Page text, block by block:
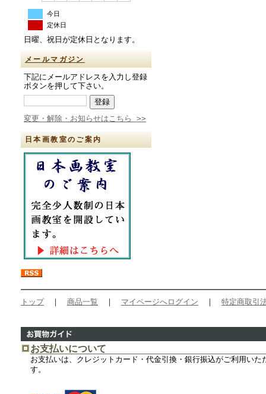
今日
定休日
日曜、祝日が定休日となります。
メールマガジン
下記にメールアドレスを入力し登録
ボタンを押して下さい。
変更・解除・お知らせはこちら >>
日本画教室のご案内
トップ｜ 商品一覧 ｜ マイページへログイン ｜ 特定商取引
お支払いについて
お支払いは、クレジットカード・代金引換・銀行振込がご利用いた
す。